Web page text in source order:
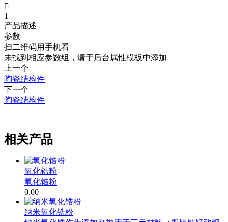

1
产品描述
参数
扫二维码用手机看
未找到相应参数组，请于后台属性模板中添加
上一个
陶瓷结构件
下一个
陶瓷结构件
相关产品
氧化锆粉
氧化锆粉
0.00
纳米氧化锆粉